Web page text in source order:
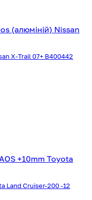
X-Trail 07+ B400442
Land Cruiser-200 -12